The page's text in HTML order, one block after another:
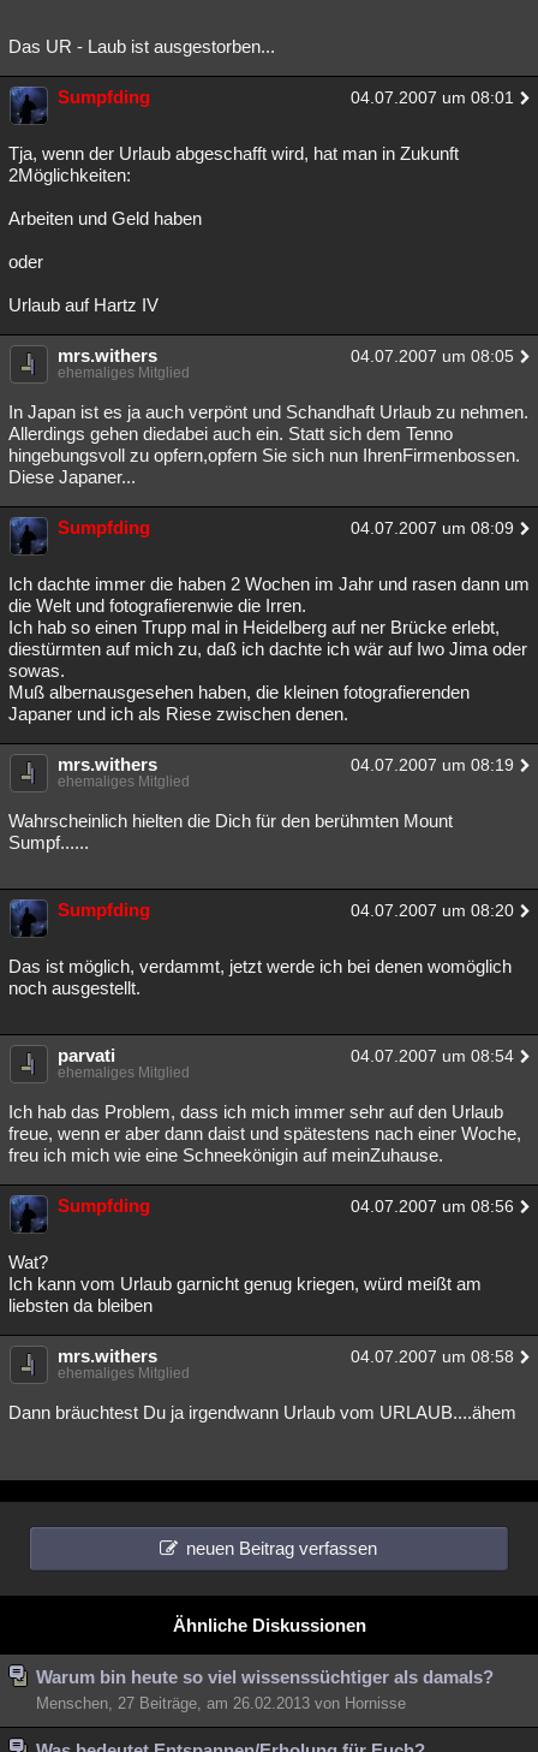
Das UR - Laub ist ausgestorben...
Sumpfding 04.07.2007 um 08:01
Tja, wenn der Urlaub abgeschafft wird, hat man in Zukunft
2Möglichkeiten:
Arbeiten und Geld haben
oder
Urlaub auf Hartz IV
mrs.withers 04.07.2007 um 08:05
ehemaliges Mitglied
In Japan ist es ja auch verpönt und Schandhaft Urlaub zu nehmen.
Allerdings gehen diedabei auch ein. Statt sich dem Tenno
hingebungsvoll zu opfern,opfern Sie sich nun IhrenFirmenbossen.
Diese Japaner...
Sumpfding 04.07.2007 um 08:09
Ich dachte immer die haben 2 Wochen im Jahr und rasen dann um
die Welt und fotografierenwie die Irren.
Ich hab so einen Trupp mal in Heidelberg auf ner Brücke erlebt,
diestürmten auf mich zu, daß ich dachte ich wär auf Iwo Jima oder
sowas.
Muß albernausgesehen haben, die kleinen fotografierenden
Japaner und ich als Riese zwischen denen.
mrs.withers 04.07.2007 um 08:19
ehemaliges Mitglied
Wahrscheinlich hielten die Dich für den berühmten Mount
Sumpf......
Sumpfding 04.07.2007 um 08:20
Das ist möglich, verdammt, jetzt werde ich bei denen womöglich
noch ausgestellt.
parvati 04.07.2007 um 08:54
ehemaliges Mitglied
Ich hab das Problem, dass ich mich immer sehr auf den Urlaub
freue, wenn er aber dann daist und spätestens nach einer Woche,
freu ich mich wie eine Schneekönigin auf meinZuhause.
Sumpfding 04.07.2007 um 08:56
Wat?
Ich kann vom Urlaub garnicht genug kriegen, würd meißt am
liebsten da bleiben
mrs.withers 04.07.2007 um 08:58
ehemaliges Mitglied
Dann bräuchtest Du ja irgendwann Urlaub vom URLAUB....ähem
neuen Beitrag verfassen
Ähnliche Diskussionen
Warum bin heute so viel wissenssüchtiger als damals?
Menschen, 27 Beiträge, am 26.02.2013 von Hornisse